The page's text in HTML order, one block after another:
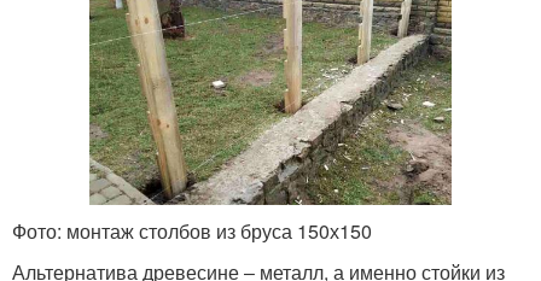
Фото: монтаж столбов из бруса 150х150
Альтернатива древесине ‒ металл, а именно стойки из